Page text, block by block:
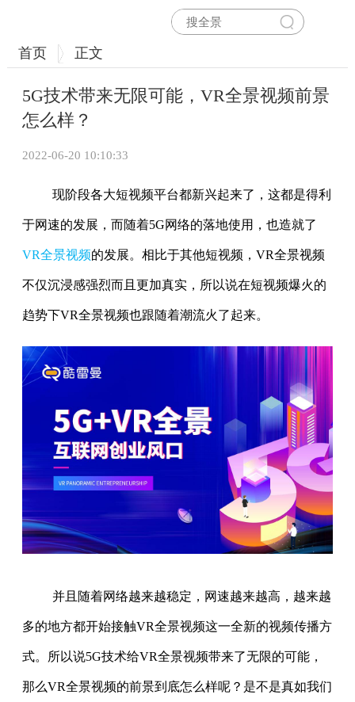
首页 正文
5G技术带来无限可能，VR全景视频前景
怎么样？
2022-06-20 10:10:33
现阶段各大短视频平台都新兴起来了，这都是得利
于网速的发展，而随着5G网络的落地使用，也造就了
VR全景视频的发展。相比于其他短视频，VR全景视频
不仅沉浸感强烈而且更加真实，所以说在短视频爆火的
趋势下VR全景视频也跟随着潮流火了起来。
并且随着网络越来越稳定，网速越来越高，越来越
多的地方都开始接触VR全景视频这一全新的视频传播方
式。所以说5G技术给VR全景视频带来了无限的可能，
那么VR全景视频的前景到底怎么样呢？是不是真如我们